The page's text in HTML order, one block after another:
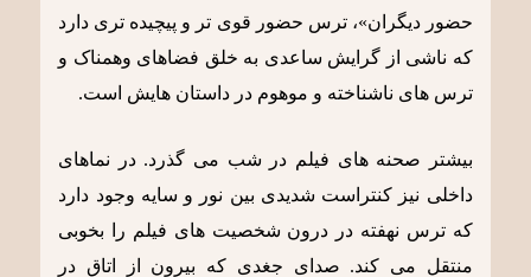
حضور دیگران»، ترس حضور قوی تر و پیچیده تری دارد
که ناشی از گرایش ساعدی به خلق فضاهای وهمناک و
ترس های ناشناخته و موهوم در داستان هایش است.
بیشتر صحنه های فیلم در شب می گذرد. در نماهای
داخلی نیز کنتراست شدیدی بین نور و سایه وجود دارد
که ترس نهفته در درون شخصیت های فیلم را بخوبی
منتقل می کند. صدای جغدی که بیرون از اتاق در